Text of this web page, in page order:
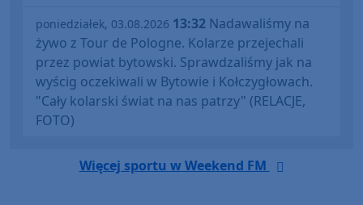
poniedziałek, 03.08.2026 13:32 Nadawaliśmy na
żywo z Tour de Pologne. Kolarze przejechali
przez powiat bytowski. Sprawdzaliśmy jak na
wyścig oczekiwali w Bytowie i Kołczygłowach.
"Cały kolarski świat na nas patrzy" (RELACJE,
FOTO)
Więcej sportu w Weekend FM